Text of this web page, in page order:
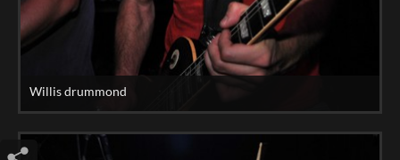
Willis drummond